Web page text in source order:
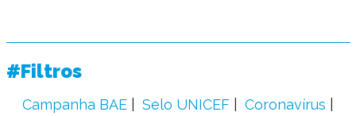
#Filtros
Campanha BAE Selo UNICEF
Coronavírus